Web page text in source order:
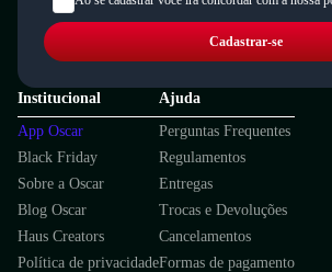
Cadastrar-se
Institucional
App Oscar
Black Friday
Sobre a Oscar
Blog Oscar
Haus Creators
Política de privacidade
Ajuda
Perguntas Frequentes
Regulamentos
Entregas
Trocas e Devoluções
Cancelamentos
Formas de pagamento